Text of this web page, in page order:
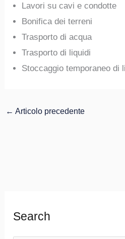
Lavori su cavi e condotte
Bonifica dei terreni
Trasporto di acqua
Trasporto di liquidi
Stoccaggio temporaneo di
← Articolo precedente
Search